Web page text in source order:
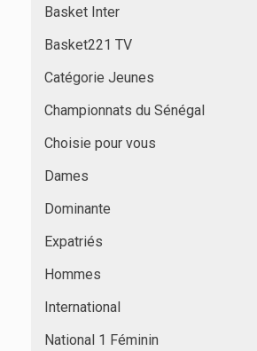
Basket Inter
Basket221 TV
Catégorie Jeunes
Championnats du Sénégal
Choisie pour vous
Dames
Dominante
Expatriés
Hommes
International
National 1 Féminin